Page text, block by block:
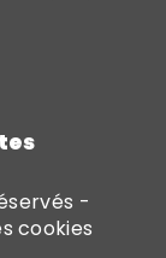
-
cookies